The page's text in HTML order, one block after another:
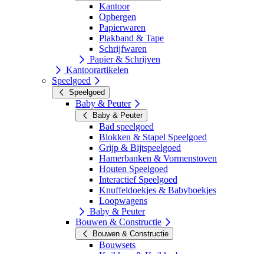
Kantoor
Opbergen
Papierwaren
Plakband & Tape
Schrijfwaren
Papier & Schrijven
Kantoorartikelen
Speelgoed
Speelgoed
Baby & Peuter
Baby & Peuter
Bad speelgoed
Blokken & Stapel Speelgoed
Grijp & Bijtspeelgoed
Hamerbanken & Vormenstoven
Houten Speelgoed
Interactief Speelgoed
Knuffeldoekjes & Babyboekjes
Loopwagens
Baby & Peuter
Bouwen & Constructie
Bouwen & Constructie
Bouwsets